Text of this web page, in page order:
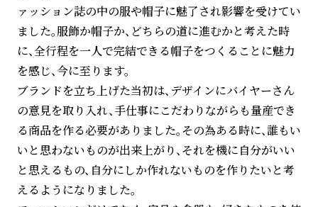
ァッション誌の中の服や帽子に魅了され影響を受けてい
ました。服飾か帽子か、どちらの道に進むかと考えた時
に、全行程を一人で完結できる帽子をつくることに魅力
を感じ、今に至ります。
ブランドを立ち上げた当初は、デザインにバイヤーさん
の意見を取り入れ、手仕事にこだわりながらも量産でき
る商品を作る必要がありました。その為ある時に、誰もい
いと思わないものが出来上がり、それを機に自分がいい
と思えるもの、自分にしか作れないものを作りたいと考
えるようになりました。